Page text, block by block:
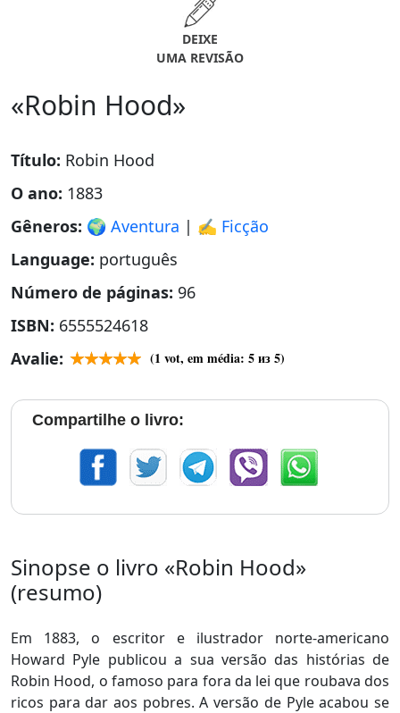
DEIXE
UMA REVISÃO
«Robin Hood»
Título: Robin Hood
O ano: 1883
Gêneros: 🌍 Aventura | ✍️ Ficção
Language: português
Número de páginas: 96
ISBN: 6555524618
Avalie:
(1 vot, em média: 5из 5)
Compartilhe o livro:
Sinopse o livro «Robin Hood»
(resumo)
Em 1883, o escritor e ilustrador norte-americano
Howard Pyle publicou a sua versão das histórias de
Robin Hood, o famoso para fora da lei que roubava dos
ricos para dar aos pobres. A versão de Pyle acabou se